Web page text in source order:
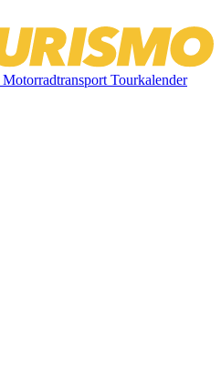
MotorradtransportTourkalender